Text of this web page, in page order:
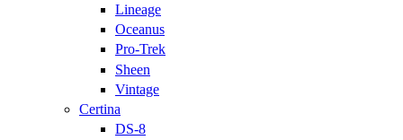
Lineage
Oceanus
Pro-Trek
Sheen
Vintage
Certina
DS-8